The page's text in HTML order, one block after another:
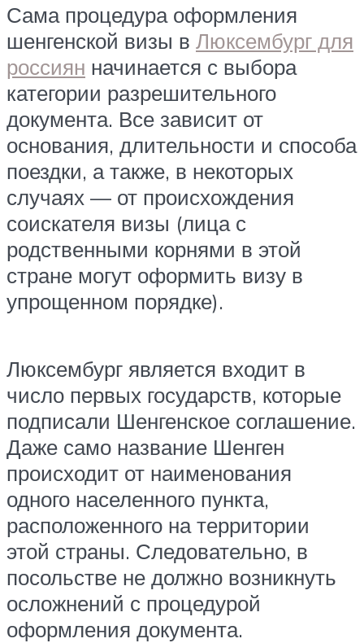
Сама процедура оформления
шенгенской визы в Люксембург для
россиян начинается с выбора
категории разрешительного
документа. Все зависит от
основания, длительности и способа
поездки, а также, в некоторых
случаях — от происхождения
соискателя визы (лица с
родственными корнями в этой
стране могут оформить визу в
упрощенном порядке).
Люксембург является входит в
число первых государств, которые
подписали Шенгенское соглашение.
Даже само название Шенген
происходит от наименования
одного населенного пункта,
расположенного на территории
этой страны. Следовательно, в
посольстве не должно возникнуть
осложнений с процедурой
оформления документа.